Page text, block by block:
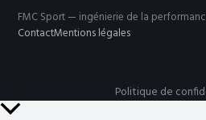
FMC Sport — ingénierie de la
ContactMentions légales
Politique de